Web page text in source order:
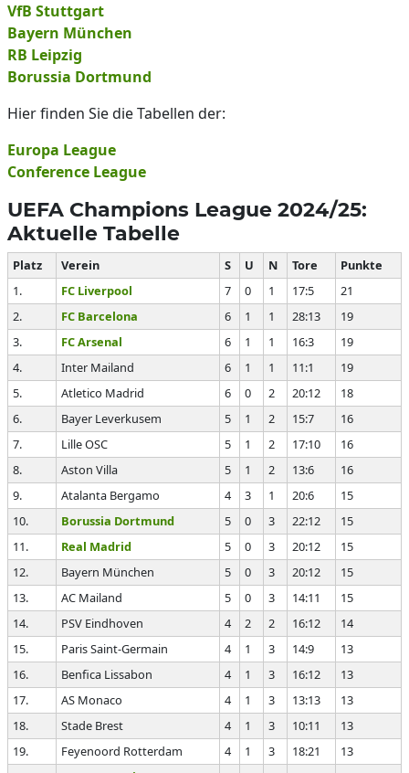
VfB Stuttgart
Bayern München
RB Leipzig
Borussia Dortmund
Hier finden Sie die Tabellen der:
Europa League
Conference League
UEFA Champions League 2024/25:
Aktuelle Tabelle
Platz Verein S U N Tore
Punkte
1.
FC Liverpool 7 0 1 17:5
21
2.
FC Barcelona 6 1 1 28:13
19
3.
FC Arsenal 6 1 1 16:3
19
4.
Inter Mailand 6 1 1 11:1
19
5.
Atletico Madrid 6 0 2 20:12
18
6.
Bayer Leverkusem 5 1 2 15:7
16
7.
Lille OSC 5 1 2 17:10
16
8.
Aston Villa 5 1 2 13:6
16
9.
Atalanta Bergamo 4 3 1 20:6
15
10.
Borussia Dortmund 5 0 3 22:12
15
11.
Real Madrid 5 0 3 20:12
15
12.
Bayern München 5 0 3 20:12
15
13.
AC Mailand 5 0 3 14:11
15
14.
PSV Eindhoven 4 2 2 16:12
14
15.
Paris Saint-Germain 4 1 3 14:9
13
16.
Benfica Lissabon 4 1 3 16:12
13
17.
AS Monaco 4 1 3 13:13
13
18.
Stade Brest 4 1 3 10:11
13
19.
Feyenoord Rotterdam 4 1 3 18:21
13